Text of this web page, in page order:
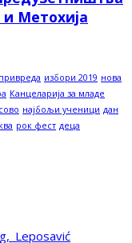
Метохија
избори 2019 нова
Канцеларија за младе
најбољи ученици дан
рок фест деца